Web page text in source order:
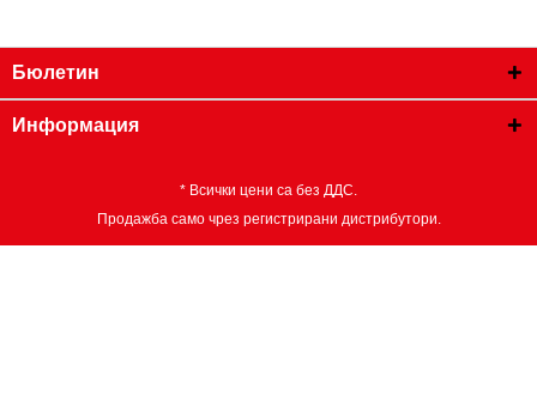
Бюлетин
Информация
* Всички цени са без ДДС.
Продажба само чрез регистрирани дистрибутори.